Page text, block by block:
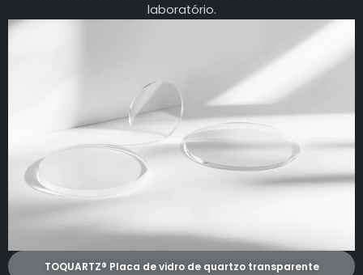
laboratório.
TOQUARTZ® Placa de vidro de quartzo transparente